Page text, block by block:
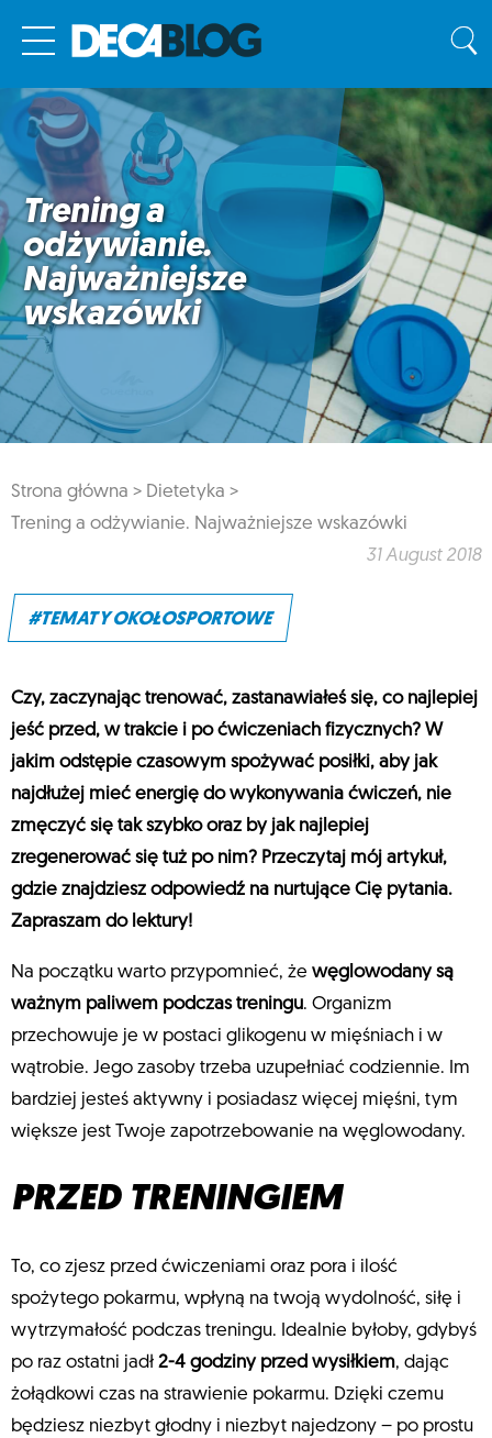
Trening a
odżywianie.
Najważniejsze
wskazówki
Strona główna > Dietetyka >
Trening a odżywianie. Najważniejsze wskazówki
31 August 2018
#TEMATY OKOŁOSPORTOWE
Czy, zaczynając trenować, zastanawiałeś się, co najlepiej
jeść przed, w trakcie i po ćwiczeniach fizycznych? W
jakim odstępie czasowym spożywać posiłki, aby jak
najdłużej mieć energię do wykonywania ćwiczeń, nie
zmęczyć się tak szybko oraz by jak najlepiej
zregenerować się tuż po nim? Przeczytaj mój artykuł,
gdzie znajdziesz odpowiedź na nurtujące Cię pytania.
Zapraszam do lektury!
Na początku warto przypomnieć, że węglowodany są
ważnym paliwem podczas treningu. Organizm
przechowuje je w postaci glikogenu w mięśniach i w
wątrobie. Jego zasoby trzeba uzupełniać codziennie. Im
bardziej jesteś aktywny i posiadasz więcej mięśni, tym
większe jest Twoje zapotrzebowanie na węglowodany.
PRZED TRENINGIEM
To, co zjesz przed ćwiczeniami oraz pora i ilość
spożytego pokarmu, wpłyną na twoją wydolność, siłę i
wytrzymałość podczas treningu. Idealnie byłoby, gdybyś
po raz ostatni jadł 2-4 godziny przed wysiłkiem, dając
żołądkowi czas na strawienie pokarmu. Dzięki czemu
będziesz niezbyt głodny i niezbyt najedzony – po prostu